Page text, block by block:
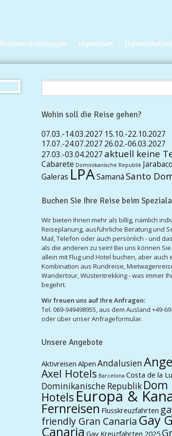
Reiseversicherungen Impressum
Wohin soll die Reise gehen?
07.03.-14.03.2027 15.10.-22.10.2027
17.07.-24.07.2027 26.02.-06.03.2027
27.03.-03.04.2027 aktuell keine
Cabarete Dominikanische Republik
Galeras LPASamaná Santo
Buchen Sie Ihre Reise beim
Wir bieten Ihnen mehr als billig, nämlich
Reiseplanung, ausführliche Beratung und
Mail, Telefon oder auch persönlich - und
als die anderen zu sein! Bei uns können
allein mit Flug und Hotel buchen, aber auch
Kombination aus Rundreise,
Wandertour, Wüstentrekking - was immer
begehrt.
Wir freuen uns auf Ihre Anfragen:
Tel. 069-949498955, aus dem Ausland +49-
oder über unser Anfrageformular.
Unsere Angebote
Aktivreisen Alpen Andalusien
Axel Hotels Barcelona Costa de la
Dominikanische Republik Dom
Hotels Europa &
Fernreisen Flusskreuzfahrten
friendly Gran Canaria Gay
Canaria Gay Kreuzfahrten 2025